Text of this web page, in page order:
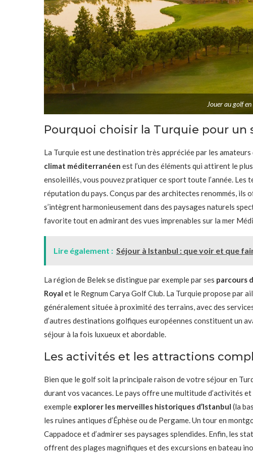
Jouer au golf
Pourquoi choisir la Turquie pour un
La Turquie est une destination très appréciée par les
climat méditerranéen est l’un des éléments qui attirent le
ensoleillés, vous pouvez pratiquer ce sport toute l’année.
réputation du pays. Conçus par des architectes renommés, ils
s’intègrent harmonieusement dans des paysages naturels
favorite tout en admirant des vues imprenables sur la mer
Lire également : Séjour à Istanbul : que voir et que
La région de Belek se distingue par exemple par ses parcours
Royal et le Regnum Carya Golf Club. La Turquie propose par
généralement située à proximité des terrains, avec des
d’autres destinations golfiques européennes constituent un
séjour à la fois luxueux et abordable.
Les activités et les attractions
Bien que le golf soit la principale raison de votre séjour en
durant vos vacances. Le pays offre une multitude d’activités
exemple explorer les merveilles historiques d’Istanbul (la
les ruines antiques d’Éphèse ou de Pergame. Un tour en
Cappadoce et d’admirer ses paysages splendides. Enfin, les
offrent des plages magnifiques et des excursions en bateau